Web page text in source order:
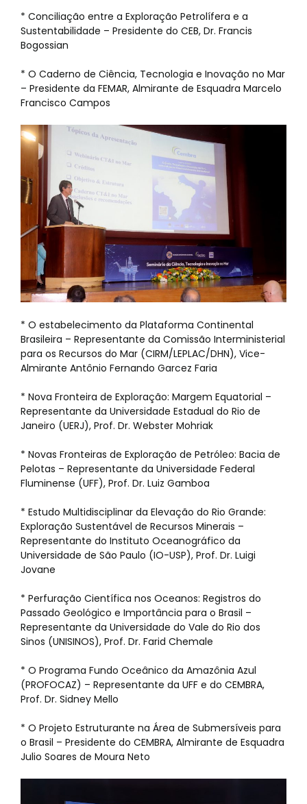
* Conciliação entre a Exploração Petrolífera e a
Sustentabilidade – Presidente do CEB, Dr. Francis
Bogossian
* O Caderno de Ciência, Tecnologia e Inovação no Mar
– Presidente da FEMAR, Almirante de Esquadra Marcelo
Francisco Campos
* O estabelecimento da Plataforma Continental
Brasileira – Representante da Comissão Interministerial
para os Recursos do Mar (CIRM/LEPLAC/DHN), Vice-
Almirante Antônio Fernando Garcez Faria
* Nova Fronteira de Exploração: Margem Equatorial –
Representante da Universidade Estadual do Rio de
Janeiro (UERJ), Prof. Dr. Webster Mohriak
* Novas Fronteiras de Exploração de Petróleo: Bacia de
Pelotas – Representante da Universidade Federal
Fluminense (UFF), Prof. Dr. Luiz Gamboa
* Estudo Multidisciplinar da Elevação do Rio Grande:
Exploração Sustentável de Recursos Minerais –
Representante do Instituto Oceanográfico da
Universidade de São Paulo (IO-USP), Prof. Dr. Luigi
Jovane
* Perfuração Científica nos Oceanos: Registros do
Passado Geológico e Importância para o Brasil –
Representante da Universidade do Vale do Rio dos
Sinos (UNISINOS), Prof. Dr. Farid Chemale
* O Programa Fundo Oceânico da Amazônia Azul
(PROFOCAZ) – Representante da UFF e do CEMBRA,
Prof. Dr. Sidney Mello
* O Projeto Estruturante na Área de Submersíveis para
o Brasil – Presidente do CEMBRA, Almirante de Esquadra
Julio Soares de Moura Neto